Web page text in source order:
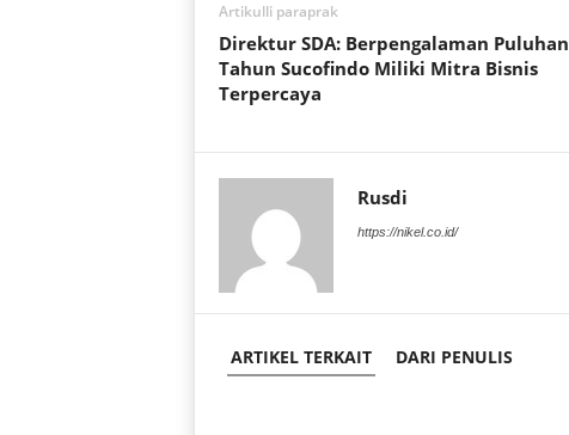
p
k
Artikulli paraprak
Direktur SDA: Berpengalaman Puluhan
Tahun Sucofindo Miliki Mitra Bisnis
Terpercaya
Rusdi
https://nikel.co.id/
ARTIKEL TERKAIT DARI PENULIS